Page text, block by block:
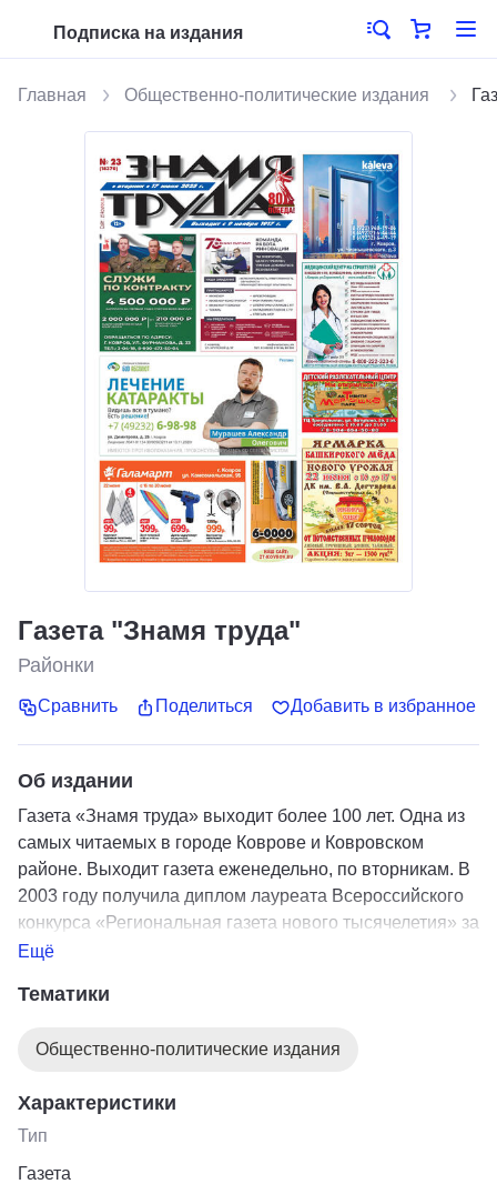
Подписка на издания
Главная Общественно-политические издания
Газета "Знамя труда"
Районки
Сравнить Поделиться Добавить в избранное
Об издании
Газета «Знамя труда» выходит более 100 лет. Одна из
самых читаемых в городе Коврове и Ковровском
районе. Выходит газета еженедельно, по вторникам. В
2003 году получила диплом лауреата Всероссийского
конкурса «Региональная газета нового тысячелетия» за
художественно-техническое и полиграфическое
«Ежедневная газета».
Ещё
Тематики
Общественно-политические издания
Характеристики
Тип
Газета